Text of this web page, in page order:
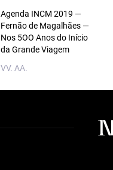
Agenda INCM 2019 —
Fernão de Magalhães —
Nos 5OO Anos do Início
da Grande Viagem
VV. AA.